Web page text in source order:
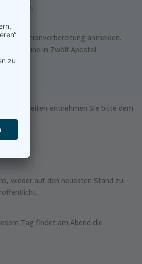
anmelden.
und eine in Zwölf Apostel.
Zeiten entnehmen Sie bitte dem
wieder auf den neuesten Stand zu
Tag findet am Abend die